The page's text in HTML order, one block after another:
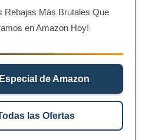
Rebajas Más Brutales Que
en Amazon Hoy!
de Amazon
las Ofertas